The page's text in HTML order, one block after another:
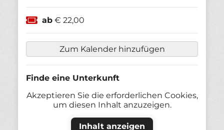
ab € 22,00
Zum Kalender hinzufügen
Finde eine Unterkunft
Akzeptieren Sie die erforderlichen Cookies,
um diesen Inhalt anzuzeigen.
Inhalt anzeigen